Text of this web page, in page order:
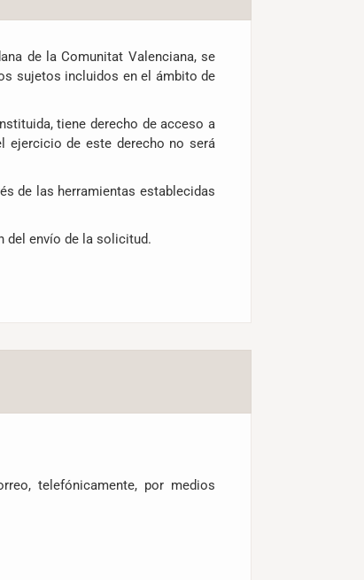
de la Comunitat Valenciana, se
sujetos incluidos en el ámbito de
tiene derecho de acceso a
ejercicio de este derecho no será
de las herramientas establecidas
del envío de la solicitud.
telefónicamente, por medios